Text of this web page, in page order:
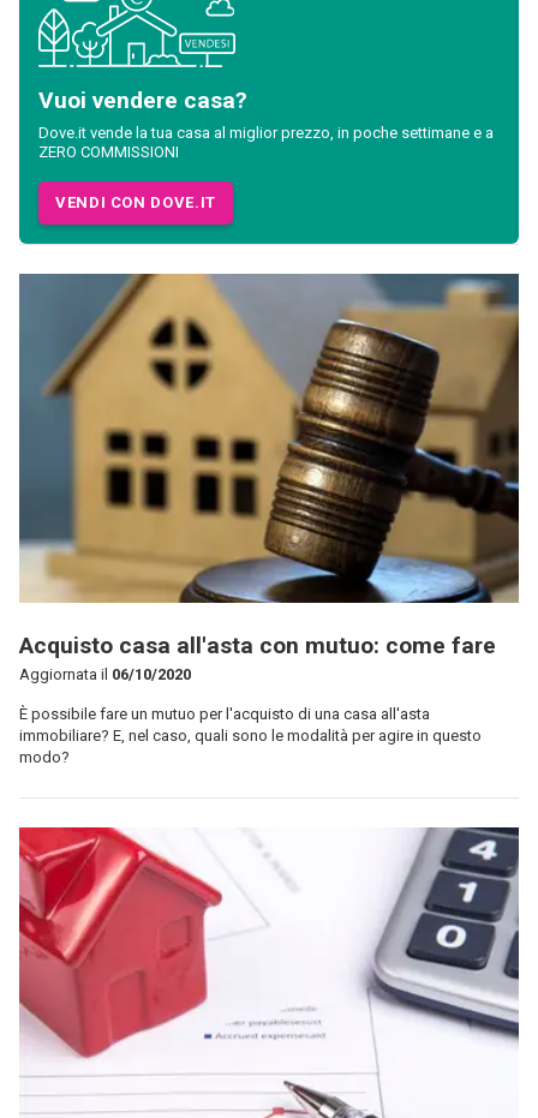
Vuoi vendere casa?
Dove.it vende la tua casa al miglior prezzo, in poche settimane e a
ZERO COMMISSIONI
VENDI CON DOVE.IT
Acquisto casa all'asta con mutuo: come fare
Aggiornata il 06/10/2020
È possibile fare un mutuo per l'acquisto di una casa all'asta
immobiliare? E, nel caso, quali sono le modalità per agire in questo
modo?